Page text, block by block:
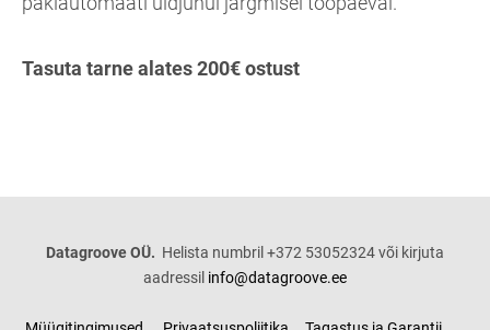
Tasuta tarne alates 200€ ostust
Datagroove OÜ. Helista numbril +372 53052324 või kirjuta
aadressil info@datagroove.ee